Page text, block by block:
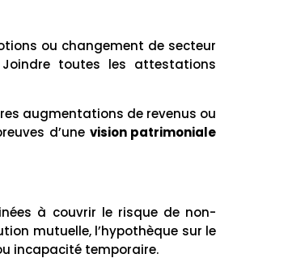
ou changement de secteur
toutes les attestations
augmentations de revenus ou
d’une vision patrimoniale
à couvrir le risque de non-
mutuelle, l’hypothèque sur le
incapacité temporaire.